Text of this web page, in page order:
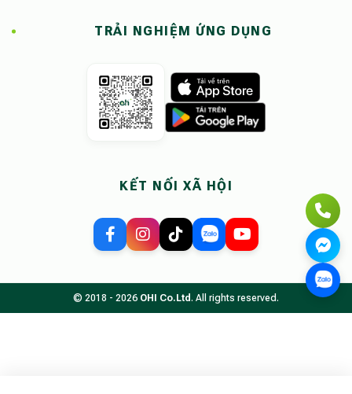
TRẢI NGHIỆM ỨNG DỤNG
KẾT NỐI XÃ HỘI
© 2018 - 2026 OHI Co.Ltd. All rights reserved.